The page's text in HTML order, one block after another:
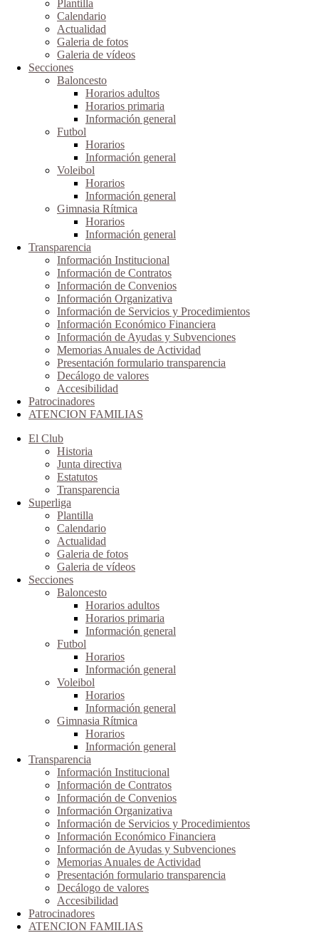
Plantilla
Calendario
Actualidad
Galeria de fotos
Galeria de vídeos
Secciones
Baloncesto
Horarios adultos
Horarios primaria
Información general
Futbol
Horarios
Información general
Voleibol
Horarios
Información general
Gimnasia Rítmica
Horarios
Información general
Transparencia
Información Institucional
Información de Contratos
Información de Convenios
Información Organizativa
Información de Servicios y Procedimientos
Información Económico Financiera
Información de Ayudas y Subvenciones
Memorias Anuales de Actividad
Presentación formulario transparencia
Decálogo de valores
Accesibilidad
Patrocinadores
ATENCION FAMILIAS
El Club
Historia
Junta directiva
Estatutos
Transparencia
Superliga
Plantilla
Calendario
Actualidad
Galeria de fotos
Galeria de vídeos
Secciones
Baloncesto
Horarios adultos
Horarios primaria
Información general
Futbol
Horarios
Información general
Voleibol
Horarios
Información general
Gimnasia Rítmica
Horarios
Información general
Transparencia
Información Institucional
Información de Contratos
Información de Convenios
Información Organizativa
Información de Servicios y Procedimientos
Información Económico Financiera
Información de Ayudas y Subvenciones
Memorias Anuales de Actividad
Presentación formulario transparencia
Decálogo de valores
Accesibilidad
Patrocinadores
ATENCION FAMILIAS